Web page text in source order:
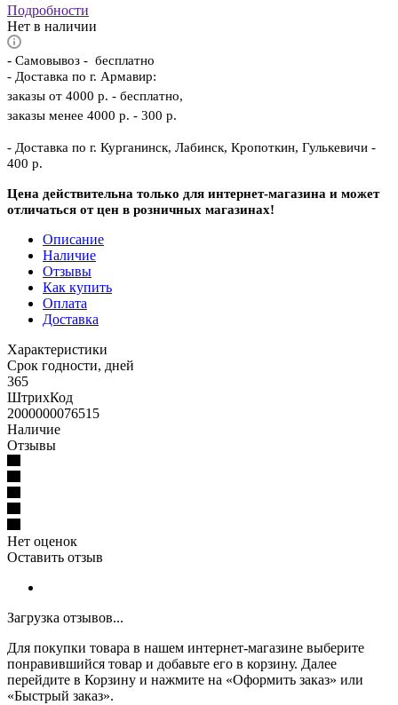
Подробности
Нет в наличии
- Самовывоз - бесплатно
- Доставка по г. Армавир:
заказы от 4000 р. - бесплатно,
заказы менее 4000 р. - 300 р.
- Доставка по г. Курганинск, Лабинск, Кропоткин, Гулькевичи -
400 р.
Цена действительна только для интернет-магазина и может
отличаться от цен в розничных магазинах!
Описание
Наличие
Отзывы
Как купить
Оплата
Доставка
Характеристики
Срок годности, дней
365
ШтрихКод
2000000076515
Наличие
Отзывы
Нет оценок
Оставить отзыв
Загрузка отзывов...
Для покупки товара в нашем интернет-магазине выберите
понравившийся товар и добавьте его в корзину. Далее
перейдите в Корзину и нажмите на «Оформить заказ» или
«Быстрый заказ».